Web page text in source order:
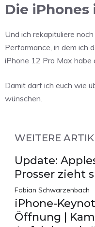
Die iPhones
Und ich rekapituliere
Performance, in dem ich
iPhone 12 Pro Max habe
Damit darf ich euch wie
wünschen.
WEITERE
Update:
Prosser zieht
Fabian Schwarzenbach
iPhone-
Öffnung |